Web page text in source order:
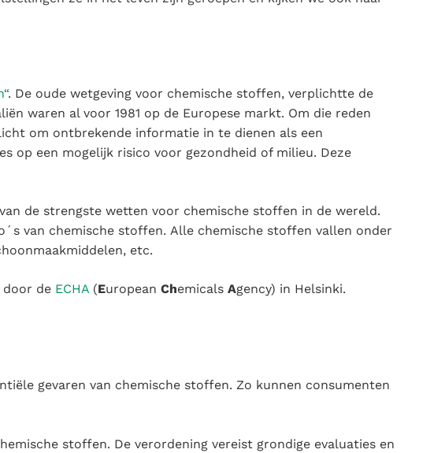
. De oude wetgeving voor chemische stoffen, verplichtte de
waren al voor 1981 op de Europese markt. Om die reden
om ontbrekende informatie in te dienen als een
op een mogelijk risico voor gezondheid of milieu. Deze
de strengste wetten voor chemische stoffen in de wereld.
van chemische stoffen. Alle chemische stoffen vallen onder
etc.
door de ECHA (European Chemicals Agency) in Helsinki.
gevaren van chemische stoffen. Zo kunnen consumenten
stoffen. De verordening vereist grondige evaluaties en